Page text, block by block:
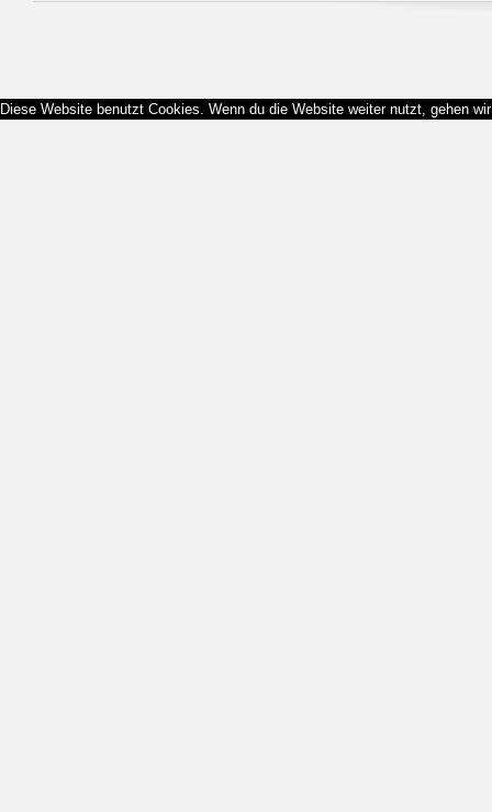
Diese Website benutzt Cookies. Wenn du die Website weiter nutzt, gehen